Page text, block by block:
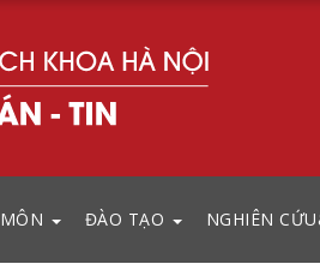
ĐÀO TẠO NGHIÊN